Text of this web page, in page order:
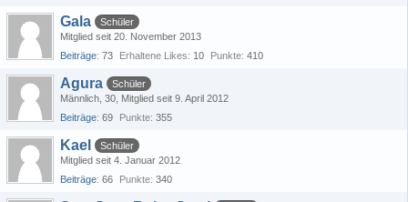
Gala
Schüler
Mitglied seit 20. November 2013
Beiträge 73 Erhaltene Likes 10 Punkte 410
Agura
Schüler
Männlich 30 Mitglied seit 9. April 2012
Beiträge 69 Punkte 355
Kael
Schüler
Mitglied seit 4. Januar 2012
Beiträge 66 Punkte 340